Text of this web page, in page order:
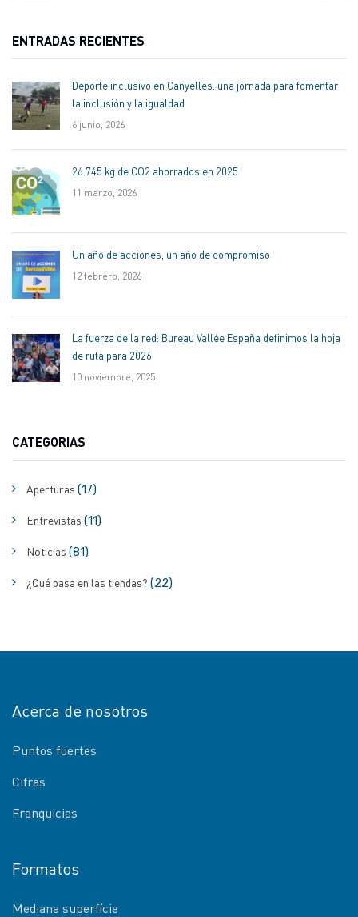
ENTRADAS RECIENTES
Deporte inclusivo en Canyelles: una jornada para fomentar
la inclusión y la igualdad
6 junio, 2026
26.745 kg de CO2 ahorrados en 2025
11 marzo, 2026
Un año de acciones, un año de compromiso
12 febrero, 2026
La fuerza de la red: Bureau Vallée España definimos la hoja
de ruta para 2026
10 noviembre, 2025
CATEGORIAS
Aperturas (17)
Entrevistas (11)
Noticias (81)
¿Qué pasa en las tiendas? (22)
Acerca de nosotros
Puntos fuertes
Cifras
Franquicias
Formatos
Mediana superfície